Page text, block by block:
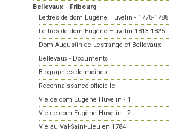
Bellevaux - Fribourg
Lettres de dom Eugène Huvelin - 1778-1788
Lettres de dom Eugène Huvelin 1813-1825
Dom Augustin de Lestrange et Bellevaux
Bellevaux - Documents
Biographies de moines
Reconnaissance officielle
Vie de dom Eugène Huvelin - 1
Vie de dom Eugène Huvelin - 2
Vie au Val-Saint-Lieu en 1784